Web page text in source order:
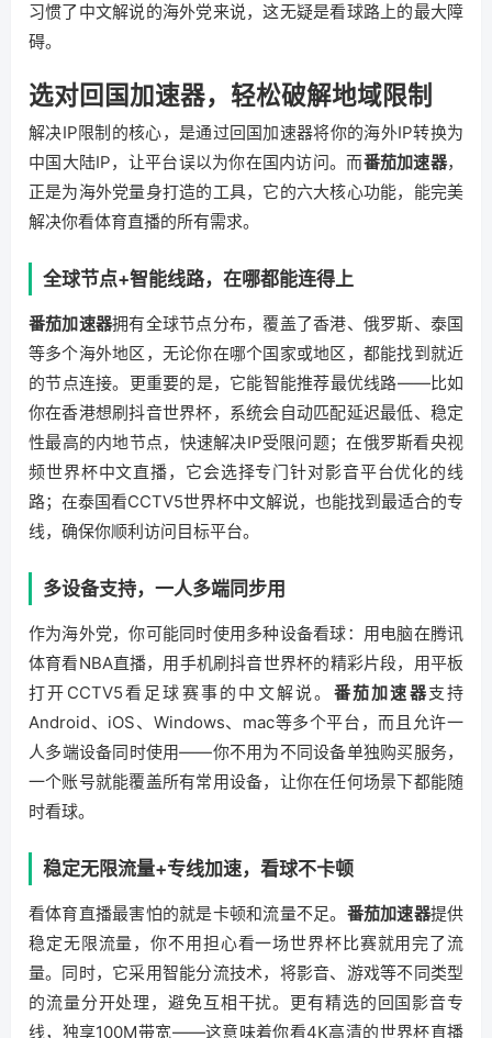
习惯了中文解说的海外党来说，这无疑是看球路上的最大障
碍。
选对回国加速器，轻松破解地域限制
解决IP限制的核心，是通过回国加速器将你的海外IP转换为
中国大陆IP，让平台误以为你在国内访问。而番茄加速器，
正是为海外党量身打造的工具，它的六大核心功能，能完美
解决你看体育直播的所有需求。
全球节点+智能线路，在哪都能连得上
番茄加速器拥有全球节点分布，覆盖了香港、俄罗斯、泰国
等多个海外地区，无论你在哪个国家或地区，都能找到就近
的节点连接。更重要的是，它能智能推荐最优线路——比如
你在香港想刷抖音世界杯，系统会自动匹配延迟最低、稳定
性最高的内地节点，快速解决IP受限问题；在俄罗斯看央视
频世界杯中文直播，它会选择专门针对影音平台优化的线
路；在泰国看CCTV5世界杯中文解说，也能找到最适合的专
线，确保你顺利访问目标平台。
多设备支持，一人多端同步用
作为海外党，你可能同时使用多种设备看球：用电脑在腾讯
体育看NBA直播，用手机刷抖音世界杯的精彩片段，用平板
打开CCTV5看足球赛事的中文解说。 番茄加速器支持
Android、iOS、Windows、mac等多个平台，而且允许一
人多端设备同时使用——你不用为不同设备单独购买服务，
一个账号就能覆盖所有常用设备，让你在任何场景下都能随
时看球。
稳定无限流量+专线加速，看球不卡顿
看体育直播最害怕的就是卡顿和流量不足。 番茄加速器提供
稳定无限流量，你不用担心看一场世界杯比赛就用完了流
量。同时，它采用智能分流技术，将影音、游戏等不同类型
的流量分开处理，避免互相干扰。更有精选的回国影音专
线，独享100M带宽——这意味着你看4K高清的世界杯直播